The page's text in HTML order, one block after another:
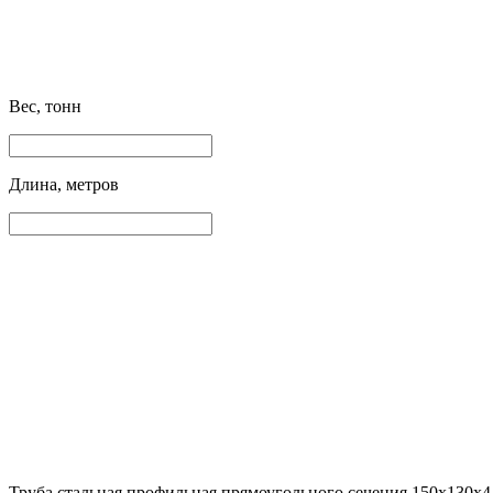
Вес, тонн
Длина, метров